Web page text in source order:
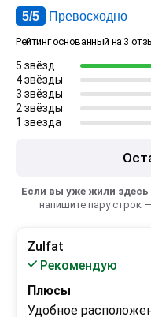
5/5 Превосходно
Рейтинг основанный на 3
5 звёзд
4 звёзды
3 звёзды
2 звёзды
1 звезда
Если вы уже жили здесь
напишите пару строк
Zulfat
Рекомендую
Плюсы
Удобное